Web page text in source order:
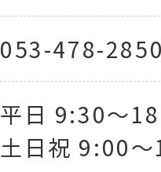
053-478-
平日 9:30〜
土日祝 9:00